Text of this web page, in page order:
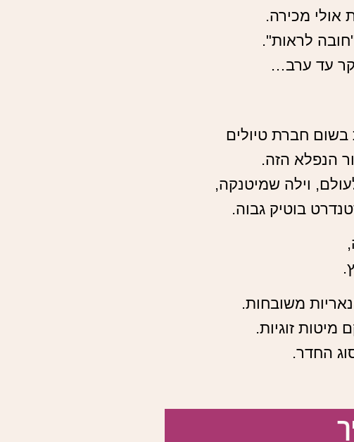
אולי מכירה.
לראות".
עד ערב…
בשום חברת טיולים
הנפלא הזה.
וילה שמיטנקה,
בוטיק גבוה.
משובחות.
זוגיות.
החדר.